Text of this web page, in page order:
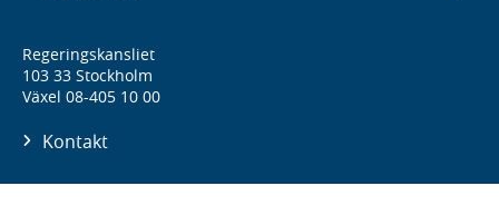
Regeringskansliet
103 33 Stockholm
Växel 08-405 10 00
Kontakt